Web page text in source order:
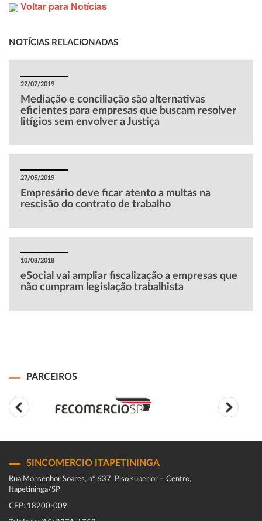
Voltar para Notícias
NOTÍCIAS RELACIONADAS
22/07/2019
Mediação e conciliação são alternativas
eficientes para empresas que buscam resolver
litígios sem envolver a Justiça
27/05/2019
Empresário deve ficar atento a multas na
rescisão do contrato de trabalho
10/08/2018
eSocial vai ampliar fiscalização a empresas que
não cumpram legislação trabalhista
PARCEIROS
SINCOMERCIO ITAPETININGA
Rua Monsenhor Soares, nº 637, Piso superior – Centro,
Itapetininga/SP
CEP: 18200-009